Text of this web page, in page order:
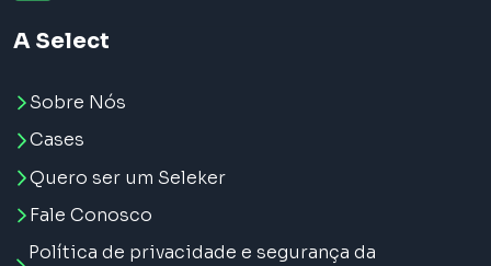
A Select
Sobre Nós
Cases
Quero ser um Seleker
Fale Conosco
Política de privacidade e segurança da